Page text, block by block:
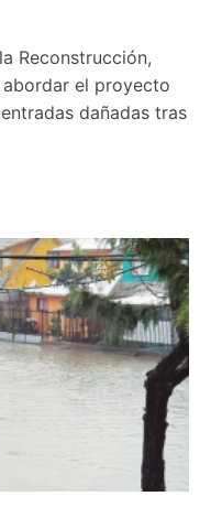
Reconstrucción,
el proyecto
dañadas tras